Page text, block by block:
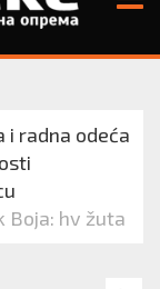
i radna odeća
Boja: hv žuta